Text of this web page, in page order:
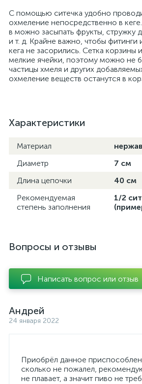
С помощью ситечка удобно
охмеление непосредственно в
в можно засыпать фрукты, стружку
и т. д. Крайне важно, чтобы фитинги
кега не засорились. Сетка корзины
мелкие ячейки, поэтому можно не
частицы хмеля и других
охмеление веществ останутся в
Характеристики
Материал
Диаметр
7 см
Длина цепочки
40 см
Рекомендуемая
степень заполнения
1/2
Вопросы и отзывы
Написать вопрос или отзыв
Андрей
24 января 2022
Приобрёл данное
сколько не пожалел,
не плавает, а значит пиво не